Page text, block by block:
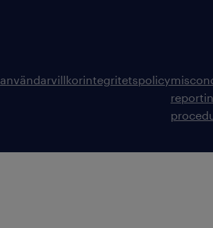
användarvillkorintegritetspolicy